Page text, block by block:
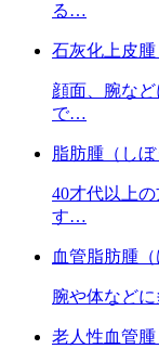
る…
石灰化上皮腫
顔面、腕な
で…
脂肪腫（しぼ
40才代以上
す…
血管脂肪腫（
腕や体などに
老人性血管腫